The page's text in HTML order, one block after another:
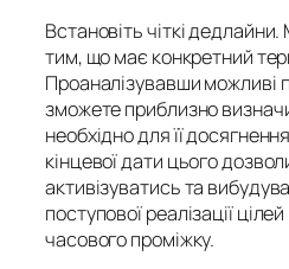
Встановіть чіткі
тим, що має конкретний
Проаналізувавши можливі
зможете приблизно
необхідно для її
кінцевої дати цього
активізуватись та
поступової реалізації
часового проміжку.